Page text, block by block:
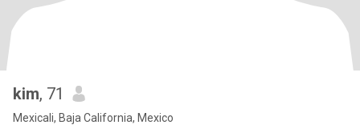
kim, 71
Mexicali, Baja California, Mexico